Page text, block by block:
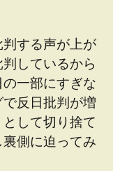
する声が上が
しているから
の一部にすぎな
反日批判が増
して切り捨て
側に迫ってみ